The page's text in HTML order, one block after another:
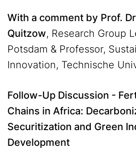
With a comment by Prof.
Quitzow, Research Group
Potsdam & Professor,
Innovation, Technische
Follow-Up Discussion -
Chains in Africa:
Securitization and Green
Development